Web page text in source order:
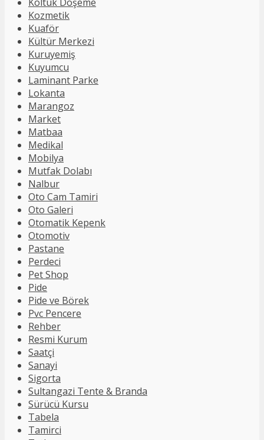
Kozmetik
Kuaför
Kültür Merkezi
Kuruyemiş
Kuyumcu
Laminant Parke
Lokanta
Marangoz
Market
Matbaa
Medikal
Mobilya
Mutfak Dolabı
Nalbur
Oto Cam Tamiri
Oto Galeri
Otomatik Kepenk
Otomotiv
Pastane
Perdeci
Pet Shop
Pide
Pide ve Börek
Pvc Pencere
Rehber
Resmi Kurum
Saatçi
Sanayi
Sigorta
Sultangazi Tente & Branda
Sürücü Kursu
Tabela
Tamirci